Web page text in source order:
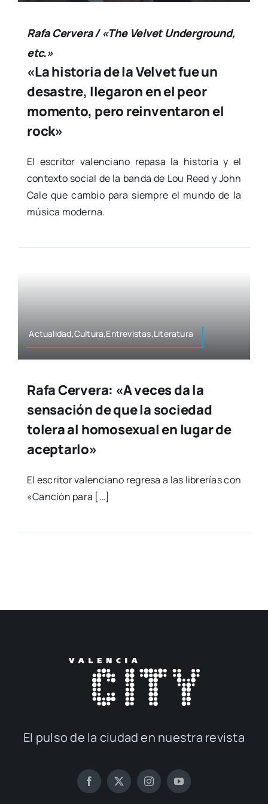
Rafa Cervera / «The Velvet Underground,
etc.»
«La historia de la Velvet fue un
desastre, llegaron en el peor
momento, pero reinventaron el
rock»
El escri­tor valen­ciano repa­sa la his­to­ria y el
con­tex­to social de la ban­da de Lou Reed y John
Cale que cam­bio para siem­pre el mun­do de la
músi­ca moder­na.
Actualidad,Cultura,Entrevistas,Literatura
Rafa Cervera: «A veces da la
sensación de que la sociedad
tolera al homosexual en lugar de
aceptarlo»
El escri­tor valen­ciano regre­sa a las libre­rías con
«Can­ción para […]
El pul­so de la ciu­dad en nues­tra revis­ta